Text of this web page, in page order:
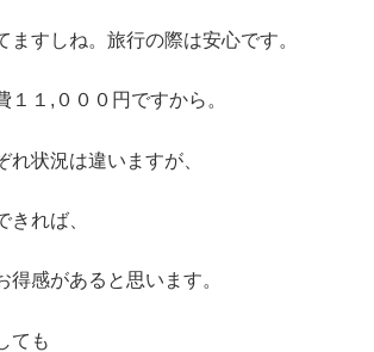
ますしね。旅行の際は安心です。
１１,０００円ですから。
れ状況は違いますが、
きれば、
得感があると思います。
ても